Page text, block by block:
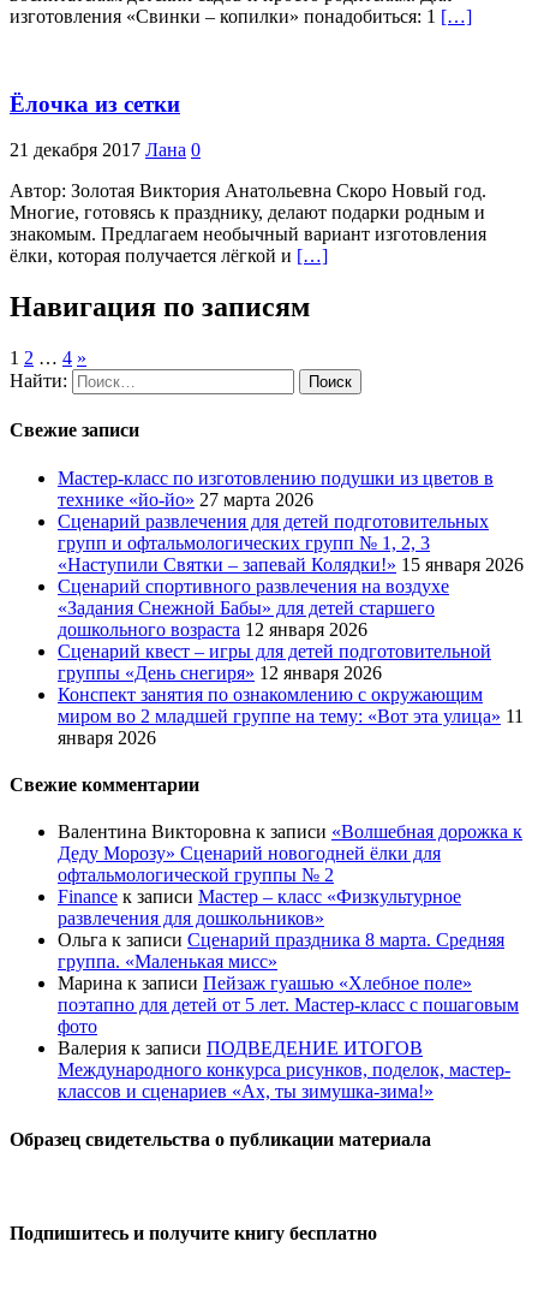
изготовления «Свинки – копилки» понадобиться: 1 […]
Ёлочка из сетки
21 декабря 2017 Лана 0
Автор: Золотая Виктория Анатольевна Скоро Новый год.
Многие, готовясь к празднику, делают подарки родным и
знакомым. Предлагаем необычный вариант изготовления
ёлки, которая получается лёгкой и […]
Навигация по записям
1 2 … 4 »
Найти:
Свежие записи
Мастер-класс по изготовлению подушки из цветов в
технике «йо-йо» 27 марта 2026
Сценарий развлечения для детей подготовительных
групп и офтальмологических групп № 1, 2, 3
«Наступили Святки – запевай Колядки!» 15 января 2026
Сценарий спортивного развлечения на воздухе
«Задания Снежной Бабы» для детей старшего
дошкольного возраста 12 января 2026
Сценарий квест – игры для детей подготовительной
группы «День снегиря» 12 января 2026
Конспект занятия по ознакомлению с окружающим
миром во 2 младшей группе на тему: «Вот эта улица» 11
января 2026
Свежие комментарии
Валентина Викторовна к записи «Волшебная дорожка к
Деду Морозу» Сценарий новогодней ёлки для
офтальмологической группы № 2
Finance к записи Мастер – класс «Физкультурное
развлечения для дошкольников»
Ольга к записи Сценарий праздника 8 марта. Средняя
группа. «Маленькая мисс»
Марина к записи Пейзаж гуашью «Хлебное поле»
поэтапно для детей от 5 лет. Мастер-класс с пошаговым
фото
Валерия к записи ПОДВЕДЕНИЕ ИТОГОВ
Международного конкурса рисунков, поделок, мастер-
классов и сценариев «Ах, ты зимушка-зима!»
Образец свидетельства о публикации материала
Подпишитесь и получите книгу бесплатно